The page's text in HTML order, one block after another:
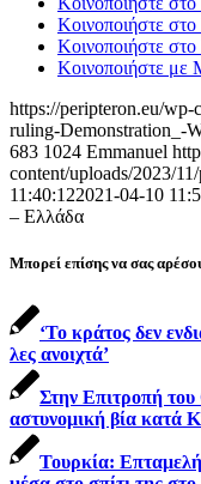
Κοινοποιήστε
Κοινοποιήστε
Κοινοποιήστε με
https://peripteron.eu/
ruling-Demonstration_-
683 1024 Emmanuel
content/uploads/2023/
11:40:122021-04-10
– Ελλάδα
Μπορεί επίσης να σας
‘Το κράτος δεν
λες ανοιχτά’
Στην Επιτροπή
αστυνομική βία κατά
Τουρκία: